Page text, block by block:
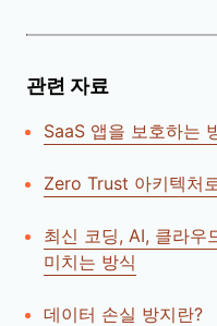
관련 자료
SaaS 앱을 보호하는
Zero Trust 아키텍처
최신 코딩, AI, 클라우
미치는 방식
데이터 손실 방지란?